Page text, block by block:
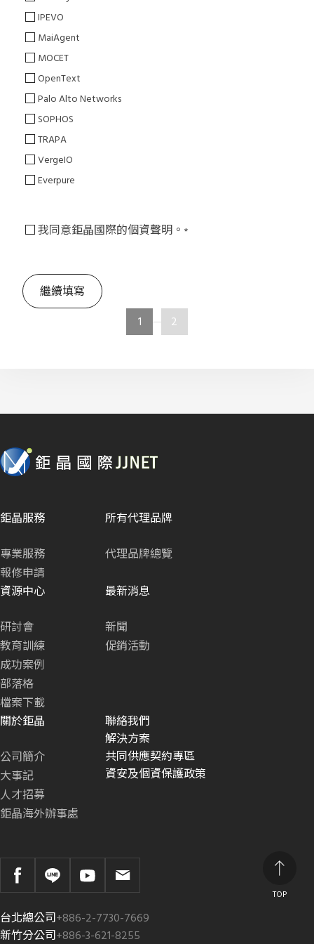
IPEVO
MaiAgent
MOCET
OpenText
Palo Alto Networks
SOPHOS
TRAPA
VergeIO
Everpure
我同意鉅晶國際的個資聲明。 *
繼續填寫
1
2
TOP
鉅晶服務
專業服務
報修申請
所有代理品牌
代理品牌總覽
資源中心
研討會
教育訓練
成功案例
部落格
檔案下載
最新消息
新聞
促銷活動
關於鉅晶
公司簡介
大事記
人才招募
鉅晶海外辦事處
聯絡我們
解決方案
共同供應契約專區
資安及個資保護政策
台北總公司+886-2-7730-7669
新竹分公司+886-3-621-8255